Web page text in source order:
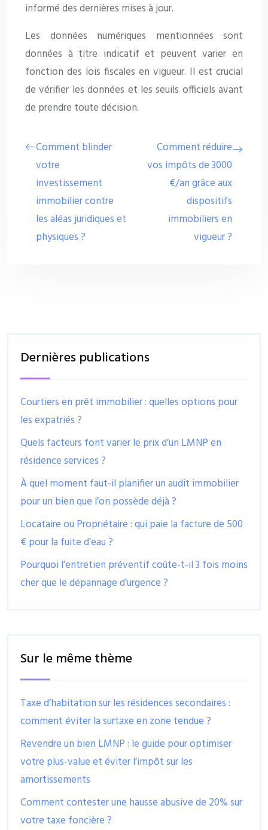
informé des dernières mises à jour.
Les données numériques mentionnées sont
données à titre indicatif et peuvent varier en
fonction des lois fiscales en vigueur. Il est crucial
de vérifier les données et les seuils officiels avant
de prendre toute décision.
Comment blinder
votre
investissement
immobilier contre
les aléas juridiques et
physiques ?
Comment réduire
vos impôts de 3000
€/an grâce aux
dispositifs
immobiliers en
vigueur ?
Dernières publications
Courtiers en prêt immobilier : quelles options pour
les expatriés ?
Quels facteurs font varier le prix d’un LMNP en
résidence services ?
À quel moment faut-il planifier un audit immobilier
pour un bien que l’on possède déjà ?
Locataire ou Propriétaire : qui paie la facture de 500
€ pour la fuite d’eau ?
Pourquoi l’entretien préventif coûte-t-il 3 fois moins
cher que le dépannage d’urgence ?
Sur le même thème
Taxe d’habitation sur les résidences secondaires :
comment éviter la surtaxe en zone tendue ?
Revendre un bien LMNP : le guide pour optimiser
votre plus-value et éviter l’impôt sur les
amortissements
Comment contester une hausse abusive de 20% sur
votre taxe foncière ?